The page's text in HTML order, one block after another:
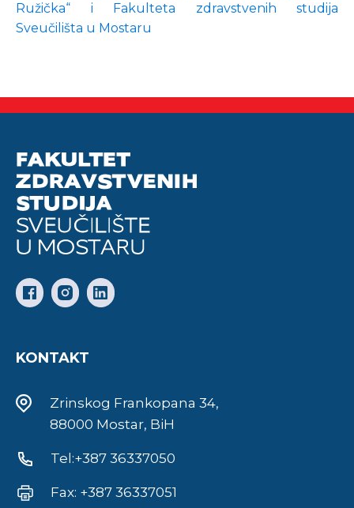
Ružička“ i Fakulteta zdravstvenih studija
Sveučilišta u Mostaru
KONTAKT
Zrinskog Frankopana 34,
88000 Mostar, BiH
Tel:+387 36337050
Fax: +387 36337051